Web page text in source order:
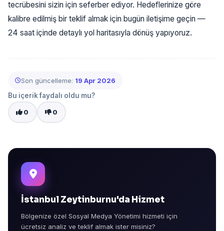
tecrübesini sizin için seferber ediyor. Hedeflerinize göre
kalibre edilmiş bir teklif almak için bugün iletişime geçin —
24 saat içinde detaylı yol haritasıyla dönüş yapıyoruz.
Son güncelleme: 19 Apr 2026
Bu içerik faydalı oldu mu?
0 0
İstanbul Zeytinburnu'da Hizmet
Bölgenize özel Sosyal Medya Yönetimi hizmeti için
ücretsiz analiz ve teklif almak ister misiniz?